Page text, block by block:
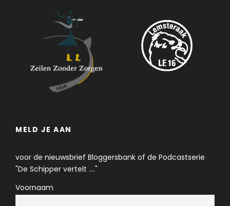
MELD JE AAN
voor de nieuwsbrief Bloggersbank of de Podcastserie
"De Schipper vertelt ...."
Voornaam